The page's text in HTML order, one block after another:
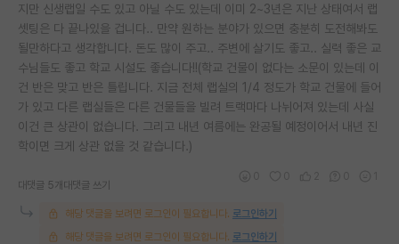
지만 신생랩일 수도 있고 아닐 수도 있는데 이미 2~3년은 지난 상태여서 랩
셋팅은 다 끝나있을 겁니다.. 만약 원하는 분야가 있으면 충분히 도전해봐도
될만하다고 생각합니다. 돈도 많이 주고.. 주변에 살기도 좋고.. 실력 좋은 교
수님들도 좋고 학교 시설도 좋습니다!!(학교 건물이 없다는 소문이 있는데 이
건 반은 맞고 반은 틀립니다. 지금 전체 랩실의 1/4 정도가 학교 건물에 들어
가 있고 다른 랩실들은 다른 건물들을 빌려 트랙마다 나뉘어져 있는데 사실
이건 큰 상관이 없습니다. 그리고 내년 여름에는 완공될 예정이어서 내년 진
학이면 크게 상관 없을 것 같습니다.)
대댓글 5개 대댓글 쓰기
해당 댓글을 보려면 로그인이 필요합니다. 로그인하기
해당 댓글을 보려면 로그인이 필요합니다. 로그인하기